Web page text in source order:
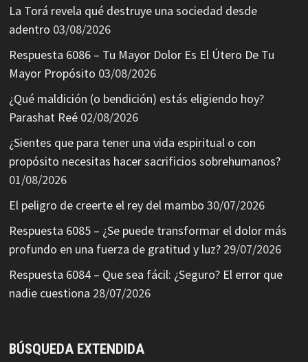
La Torá revela qué destruye una sociedad desde
adentro 03/08/2026
Respuesta 6086 – Tu Mayor Dolor Es El Útero De Tu
Mayor Propósito 03/08/2026
¿Qué maldición (o bendición) estás eligiendo hoy?
Parashat Reé 02/08/2026
¿Sientes que para tener una vida espiritual o con
propósito necesitas hacer sacrificios sobrehumanos?
01/08/2026
El peligro de creerte el rey del mambo 30/07/2026
Respuesta 6085 – ¿Se puede transformar el dolor más
profundo en una fuerza de gratitud y luz? 29/07/2026
Respuesta 6084 – Que sea fácil: ¿Seguro? El error que
nadie cuestiona 28/07/2026
BÚSQUEDA EXTENDIDA